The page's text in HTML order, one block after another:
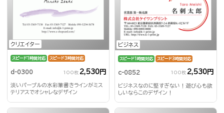
クリエイター
スピード1時間対応 スピード3時間対応
d-0300 100枚 2,530円
淡いパープルの水彩筆書きラインがミス
テリアスでオシャレなデザイン
ビジネス
スピード1時間対応 スピード3時間対応
c-0852 100枚 2,530円
ビジネスなのに堅すぎない！遊び心も欲
しいならこのデザイン！